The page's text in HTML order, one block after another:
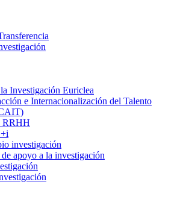
Investigación Euriclea
e Internacionalización del Talento
RRHH
investigación
apoyo a la investigación